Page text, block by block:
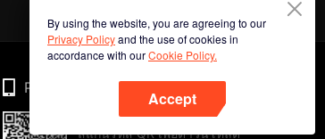
By using the website, you are agreeing to our
Privacy Policyand the use of cookies in
accordance with ourCookie Policy.
Accept
Phone
สแกนรหัส QR เพื่อดาวน์โหลด